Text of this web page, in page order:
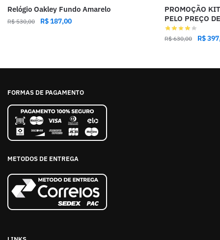
Relógio Oakley Fundo Amarelo
R$530,00 R$187,00
PROMOÇÃO
PELO PREÇO
R$630,00 R$
FORMAS DE PAGAMENTO
METODOS DE ENTREGA